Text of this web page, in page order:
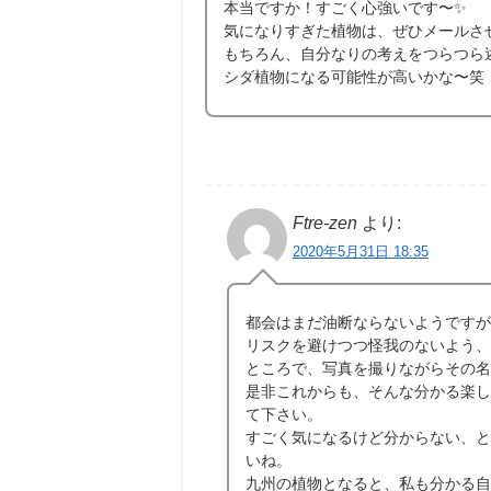
本当ですか！すごく心強いです〜✨
気になりすぎた植物は、ぜひメール
もちろん、自分なりの考えをつらつ
シダ植物になる可能性が高いかな〜笑
Ftre-zen より:
2020年5月31日 18:35
都会はまだ油断ならないようです
リスクを避けつつ怪我のないよう
ところで、写真を撮りながらその
是非これからも、そんな分かる楽
て下さい。
すごく気になるけど分からない、
いね。
九州の植物となると、私も分かる